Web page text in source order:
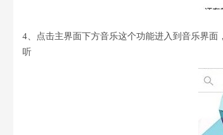
4、点击主界面下方音乐这个功能进入到音乐界
听